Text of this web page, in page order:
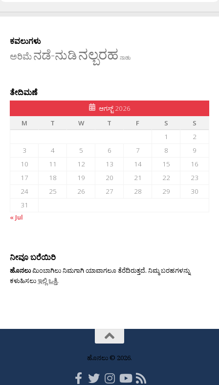
ಕವಲುಗಳು
ಅರಿಮೆನಡೆ-ನುಡಿನಲ್ಬರಹ ನಾಡು
ತೇದಿಮಣೆ
ಆಗಸ್ಟ್ 2026
M
T W T F S
S
1
2
3
4 5 6 7 8
9
10
11 12 13 14 15
16
17
18 19 20 21 22
23
24
25 26 27 28 29
30
31
« Jul
ನೀವೂ ಬರೆಯಿರಿ
ಹೊನಲುಮಿಂಬಾಗಿಲು ನಿಮಗಾಗಿ ಯಾವಾಗಲೂ ತೆರೆದಿರುತ್ತದೆ. ನಿಮ್ಮ ಬರಹಗಳನ್ನು
ಕಳುಹಿಸಲುಇಲ್ಲಿ ಒತ್ತಿ.
ಹೊನಲು © 2026.